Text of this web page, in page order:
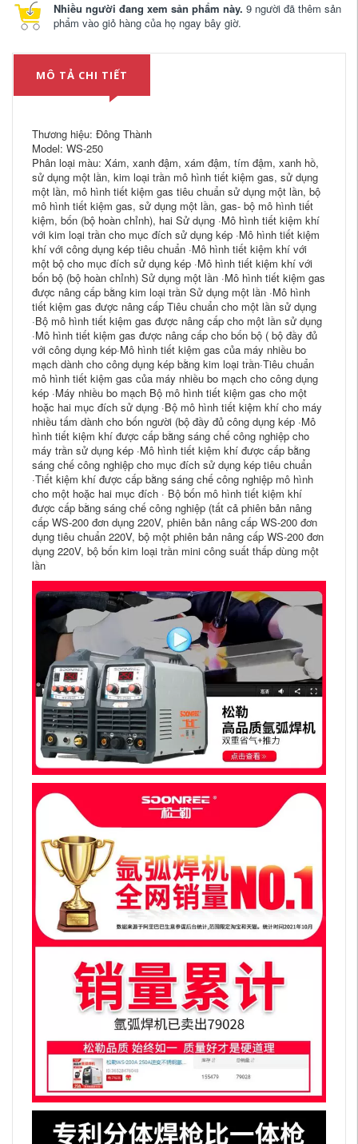
Nhiều người đang xem sản phẩm này. 9 người đã thêm sản
phẩm vào giỏ hàng của họ ngay bây giờ.
MÔ TẢ CHI TIẾT
Thương hiệu: Đông Thành
Model: WS-250
Phân loại màu: Xám, xanh đậm, xám đậm, tím đậm, xanh hồ,
sử dụng một lần, kim loại trần mô hình tiết kiệm gas, sử dụng
một lần, mô hình tiết kiệm gas tiêu chuẩn sử dụng một lần, bộ
mô hình tiết kiệm gas, sử dụng một lần, gas- bộ mô hình tiết
kiệm, bốn (bộ hoàn chỉnh), hai Sử dụng ·Mô hình tiết kiệm khí
với kim loại trần cho mục đích sử dụng kép ·Mô hình tiết kiệm
khí với công dụng kép tiêu chuẩn ·Mô hình tiết kiệm khí với
một bộ cho mục đích sử dụng kép ·Mô hình tiết kiệm khí với
bốn bộ (bộ hoàn chỉnh) Sử dụng một lần ·Mô hình tiết kiệm gas
được nâng cấp bằng kim loại trần Sử dụng một lần ·Mô hình
tiết kiệm gas được nâng cấp Tiêu chuẩn cho một lần sử dụng
·Bộ mô hình tiết kiệm gas được nâng cấp cho một lần sử dụng
·Mô hình tiết kiệm gas được nâng cấp cho bốn bộ ( bộ đầy đủ
với công dụng kép·Mô hình tiết kiệm gas của máy nhiều bo
mạch dành cho công dụng kép bằng kim loại trần·Tiêu chuẩn
mô hình tiết kiệm gas của máy nhiều bo mạch cho công dụng
kép ·Máy nhiều bo mạch Bộ mô hình tiết kiệm gas cho một
hoặc hai mục đích sử dụng ·Bộ mô hình tiết kiệm khí cho máy
nhiều tấm dành cho bốn người (bộ đầy đủ công dụng kép ·Mô
hình tiết kiệm khí được cấp bằng sáng chế công nghiệp cho
máy trần sử dụng kép ·Mô hình tiết kiệm khí được cấp bằng
sáng chế công nghiệp cho mục đích sử dụng kép tiêu chuẩn
·Tiết kiệm khí được cấp bằng sáng chế công nghiệp mô hình
cho một hoặc hai mục đích · Bộ bốn mô hình tiết kiệm khí
được cấp bằng sáng chế công nghiệp (tất cả phiên bản nâng
cấp WS-200 đơn dụng 220V, phiên bản nâng cấp WS-200 đơn
dụng tiêu chuẩn 220V, bộ một phiên bản nâng cấp WS-200 đơn
dụng 220V, bộ bốn kim loại trần mini công suất thấp dùng một
lần